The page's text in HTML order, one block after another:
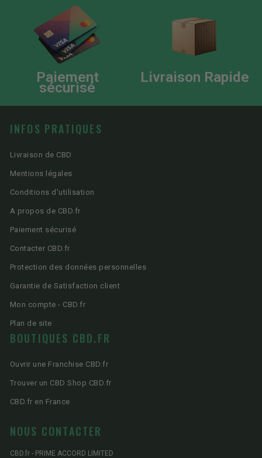
Paiement
sécurisé
Livraison Rapide
INFOS PRATIQUES
Livraison de CBD
Mentions légales
Conditions d'utilisation
A propos de CBD.fr
Paiement sécurisé
Contacter CBD.fr
Protection des données personnelles
Garantie de Satisfaction client
Mon compte - CBD.fr
Plan de site
BOUTIQUES CBD.FR
Ouvrir une Franchise CBD.fr
Trouver un CBD Shop CBD.fr
CBD.fr en France
NOUS CONTACTER
CBD.fr - PRIME ACCORD LIMITED